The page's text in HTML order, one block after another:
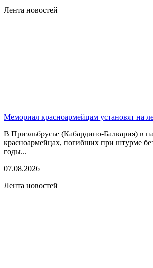
Лента новостей
Мемориал красноармейцам установят на
В Приэльбрусье (Кабардино-Балкария) в
красноармейцах, погибших при штурме
годы...
07.08.2026
Лента новостей